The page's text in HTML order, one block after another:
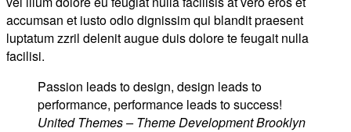
accumsan et iusto odio dignissim qui blandit praesent
luptatum zzril delenit augue duis dolore te feugait nulla
facilisi.
Passion leads to design, design leads to
performance, performance leads to success!
United Themes – Theme Development Brooklyn